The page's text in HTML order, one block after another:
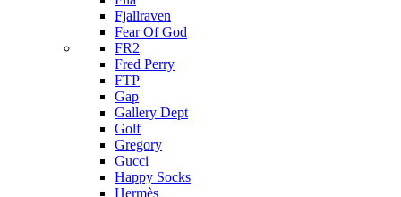
Fjallraven
Fear Of God
FR2
Fred Perry
FTP
Gap
Gallery Dept
Golf
Gregory
Gucci
Happy Socks
Hermès